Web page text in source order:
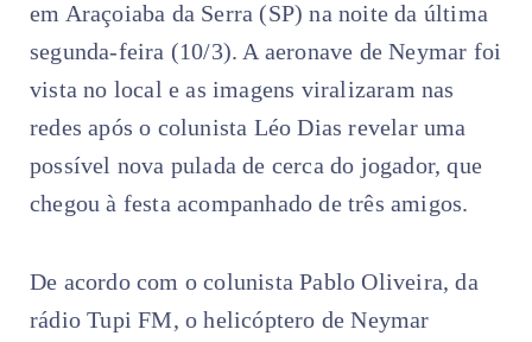
em Araçoiaba da Serra (SP) na noite da última
segunda-feira (10/3). A aeronave de Neymar foi
vista no local e as imagens viralizaram nas
redes após o colunista Léo Dias revelar uma
possível nova pulada de cerca do jogador, que
chegou à festa acompanhado de três amigos.
De acordo com o colunista Pablo Oliveira, da
rádio Tupi FM, o helicóptero de Neymar